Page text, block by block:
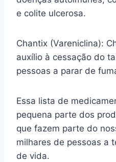
e colite ulcerosa.
Chantix (Vareniclina):
auxílio à cessação do
pessoas a parar de
Essa lista de
pequena parte dos
que fazem parte do
milhares de pessoas a
de vida.